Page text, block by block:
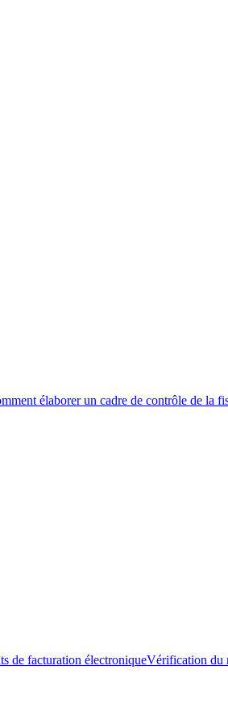
élaborer un cadre de contrôle de la
de facturation électroniqueVérification du